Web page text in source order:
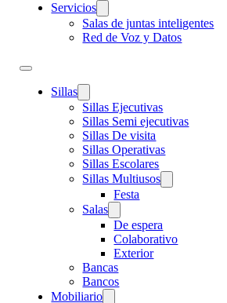
Servicios
Salas de juntas inteligentes
Red de Voz y Datos
Sillas
Sillas Ejecutivas
Sillas Semi ejecutivas
Sillas De visita
Sillas Operativas
Sillas Escolares
Sillas Multiusos
Festa
Salas
De espera
Colaborativo
Exterior
Bancas
Bancos
Mobiliario